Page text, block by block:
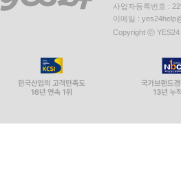
사업자등록번호 :
이메일 :
Copyright ⓒ YES24